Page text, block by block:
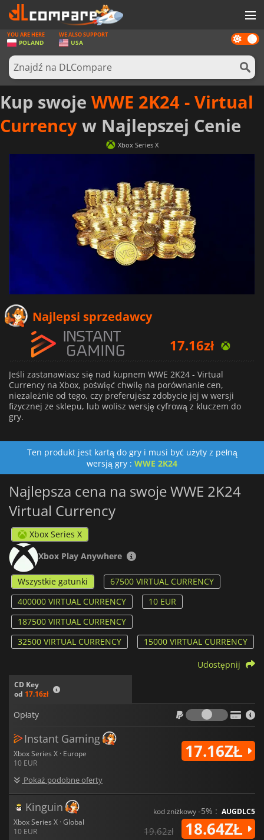
GRY
KARTY DO GIER
OPROGRAMOWANIE
REWARDS
SPRZĘT KOMPUTEROWY
Dark
mode
YOU ARE HERE
POLAND
WE ALSO SUPPORT
USA
Kup swoje WWE 2K24 - Virtual
Currency w Najlepszej Cenie
Xbox Series X
Najlepsi sprzedawcy
18.64zł
24.31zł
Jeśli zastanawiasz się nad kupnem WWE 2K24 - Virtual
Currency na Xbox, poświęć chwilę na porównanie cen,
niezależnie od tego, czy preferujesz zdobycie jej w wersji
fizycznej ze sklepu, lub wolisz wersję cyfrową z kluczem do
gry.
Ten produkt jest kartą do gry i musi być użyty z pełną
wersją gry : WWE 2K24
Najlepsza cena na swoje WWE 2K24
Virtual Currency
Xbox Series X
Xbox Play Anywhere
Wszystkie gatunki
67500 VIRTUAL CURRENCY
400000 VIRTUAL CURRENCY
10 EUR
187500 VIRTUAL CURRENCY
32500 VIRTUAL CURRENCY
15000 VIRTUAL CURRENCY
CD Key
od 17.16zł
Udostępnij
Opłaty
Opłaty
Instant Gaming
Xbox Series X · Europe
10 EUR
Pokaż podobne oferty
17.16ZŁ
Kinguin
Xbox Series X · Global
10 EUR
kod zniżkowy-5% : AUGDLC5
19.62zł 18.64ZŁ